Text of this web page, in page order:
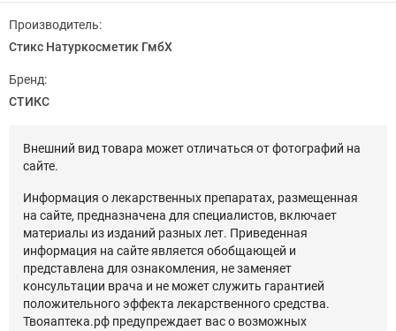
Производитель:
Стикс Натуркосметик ГмбХ
Бренд:
СТИКС
Внешний вид товара может отличаться от фотографий на
сайте.
Информация о лекарственных препаратах, размещенная
на сайте, предназначена для специалистов, включает
материалы из изданий разных лет. Приведенная
информация на сайте является обобщающей и
представлена для ознакомления, не заменяет
консультации врача и не может служить гарантией
положительного эффекта лекарственного средства.
Твояаптека.рф предупреждает вас о возможных